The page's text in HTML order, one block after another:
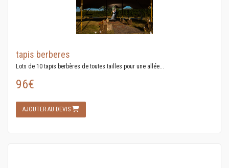
tapis berberes
Lots de 10 tapis berbères de toutes tailles pour une allée...
96€
AJOUTER AU DEVIS